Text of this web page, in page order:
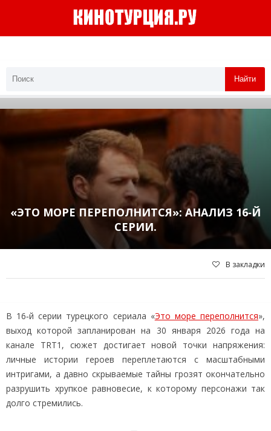
Найти
«ЭТО МОРЕ ПЕРЕПОЛНИТСЯ»: АНАЛИЗ 16‑Й
СЕРИИ.
В закладки
В 16‑й серии турецкого сериала «Это море переполнится»,
выход которой запланирован на 30 января 2026 года на
канале TRT1, сюжет достигает новой точки напряжения:
личные истории героев переплетаются с масштабными
интригами, а давно скрываемые тайны грозят окончательно
разрушить хрупкое равновесие, к которому персонажи так
долго стремились.